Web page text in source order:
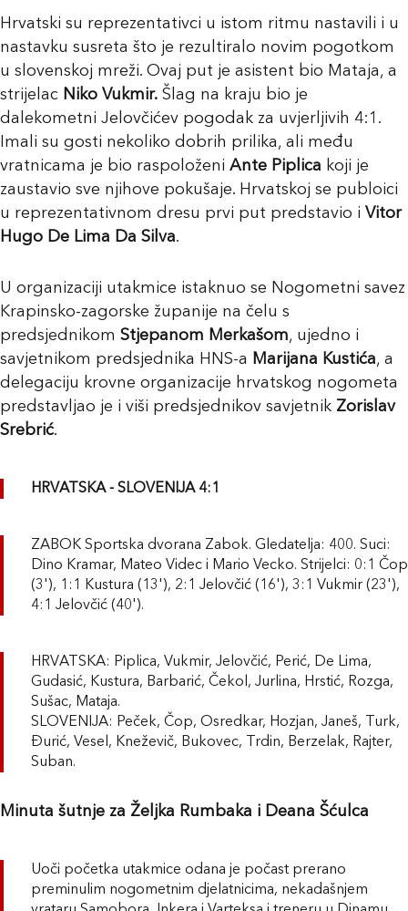
Hrvatski su reprezentativci u istom ritmu nastavili i u
nastavku susreta što je rezultiralo novim pogotkom
u slovenskoj mreži. Ovaj put je asistent bio Mataja, a
strijelac Niko Vukmir. Šlag na kraju bio je
dalekometni Jelovčićev pogodak za uvjerljivih 4:1.
Imali su gosti nekoliko dobrih prilika, ali među
vratnicama je bio raspoloženi Ante Piplica koji je
zaustavio sve njihove pokušaje. Hrvatskoj se publoici
u reprezentativnom dresu prvi put predstavio i Vitor
Hugo De Lima Da Silva.
U organizaciji utakmice istaknuo se Nogometni savez
Krapinsko-zagorske županije na čelu s
predsjednikom Stjepanom Merkašom, ujedno i
savjetnikom predsjednika HNS-a Marijana Kustića, a
delegaciju krovne organizacije hrvatskog nogometa
predstavljao je i viši predsjednikov savjetnik Zorislav
Srebrić.
HRVATSKA - SLOVENIJA 4:1
ZABOK Sportska dvorana Zabok. Gledatelja: 400. Suci:
Dino Kramar, Mateo Videc i Mario Vecko. Strijelci: 0:1 Čop
(3'), 1:1 Kustura (13'), 2:1 Jelovčić (16'), 3:1 Vukmir (23'),
4:1 Jelovčić (40').
HRVATSKA: Piplica, Vukmir, Jelovčić, Perić, De Lima,
Gudasić, Kustura, Barbarić, Čekol, Jurlina, Hrstić, Rozga,
Sušac, Mataja.
SLOVENIJA: Peček, Čop, Osredkar, Hozjan, Janeš, Turk,
Đurić, Vesel, Kneževič, Bukovec, Trdin, Berzelak, Rajter,
Suban.
Minuta šutnje za Željka Rumbaka i Deana Šćulca
Uoči početka utakmice odana je počast prerano
preminulim nogometnim djelatnicima, nekadašnjem